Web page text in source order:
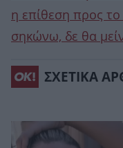
η επίθεση προς
σηκώνω, δε θα
ΣΧΕΤΙΚΑ